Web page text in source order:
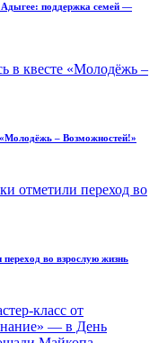
поддержка семей —
– Возможностей!»
во взрослую жизнь